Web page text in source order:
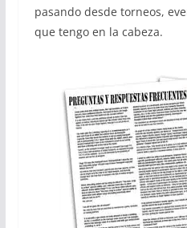
pasando desde torneos,
que tengo en la cabeza.